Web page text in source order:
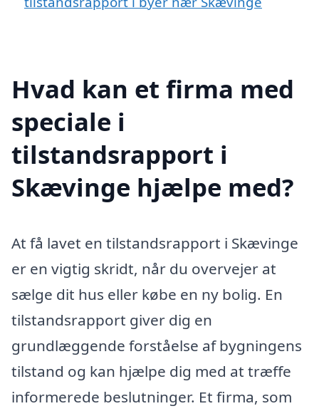
Hvad kan et firma med
speciale i
tilstandsrapport i
Skævinge hjælpe med?
At få lavet en tilstandsrapport i Skævinge
er en vigtig skridt, når du overvejer at
sælge dit hus eller købe en ny bolig. En
tilstandsrapport giver dig en
grundlæggende forståelse af bygningens
tilstand og kan hjælpe dig med at træffe
informerede beslutninger. Et firma, som